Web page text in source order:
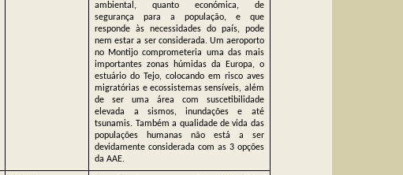
ambiental, quanto económica, de
segurança para a população, e que
responde às necessidades do país, pode
nem estar a ser considerada. Um aeroporto
no Montijo comprometeria uma das mais
importantes zonas húmidas da Europa, o
estuário do Tejo, colocando em risco aves
migratórias e ecossistemas sensíveis, além
de ser uma área com suscetibilidade
elevada a sismos, inundações e até
tsunamis. Também a qualidade de vida das
populações humanas não está a ser
devidamente considerada com as 3 opções
da AAE.